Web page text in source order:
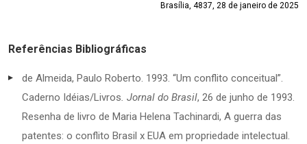
Brasília, 4837, 28 de janeiro de 2025
Referências Bibliográficas
de Almeida, Paulo Roberto. 1993. “Um conflito conceitual”.
Caderno Idéias/Livros. Jornal do Brasil, 26 de junho de 1993.
Resenha de livro de Maria Helena Tachinardi, A guerra das
patentes: o conflito Brasil x EUA em propriedade intelectual.